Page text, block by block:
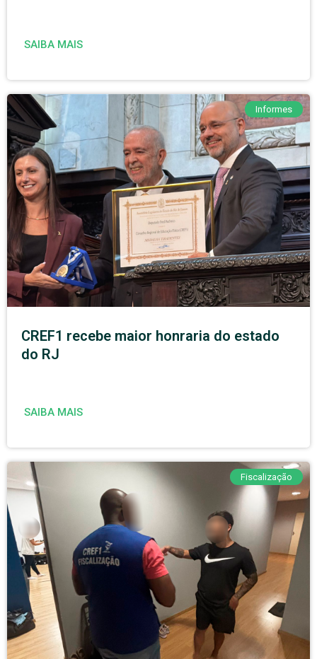
SAIBA MAIS
Informes
CREF1 recebe maior honraria do estado
do RJ
SAIBA MAIS
Fiscalização